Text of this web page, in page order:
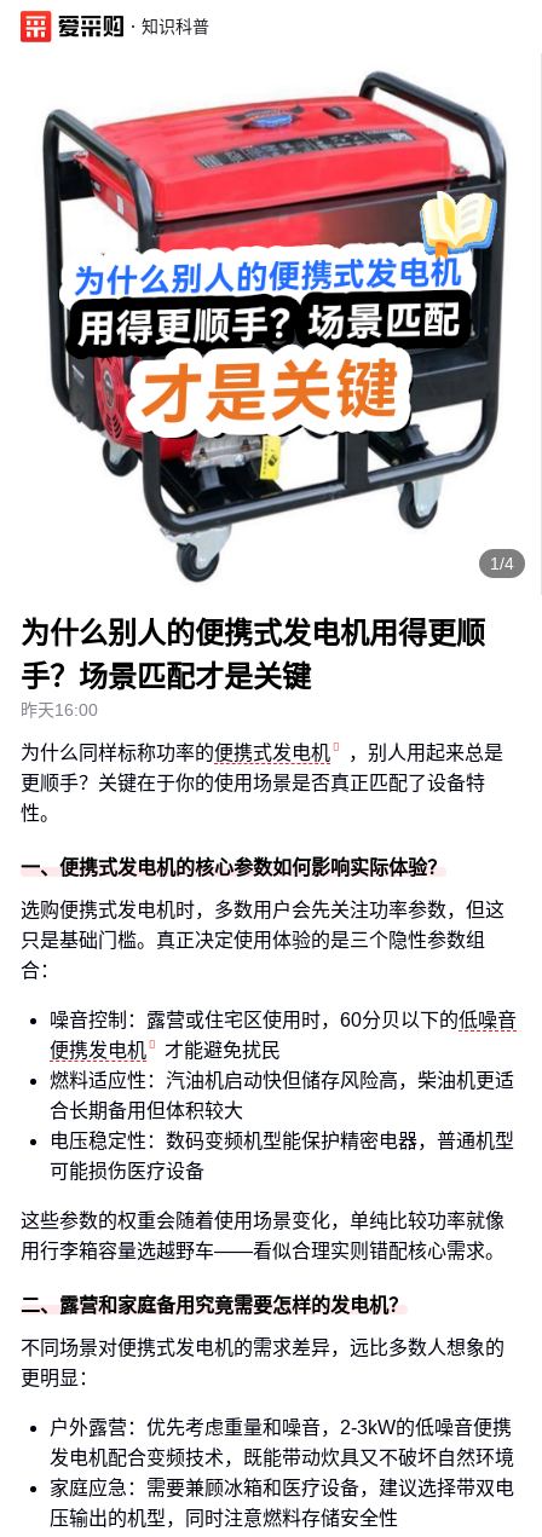
· 知识科普
1/4
为什么别人的便携式发电机用得更顺
手？场景匹配才是关键
昨天16:00
为什么同样标称功率的便携式发电机
，别人用起来总是
更顺手？关键在于你的使用场景是否真正匹配了设备特
性。
一、便携式发电机的核心参数如何影响实际体验？
选购便携式发电机时，多数用户会先关注功率参数，但这
只是基础门槛。真正决定使用体验的是三个隐性参数组
合：
噪音控制：露营或住宅区使用时，60分贝以下的低噪音
便携发电机
才能避免扰民
燃料适应性：汽油机启动快但储存风险高，柴油机更适
合长期备用但体积较大
电压稳定性：数码变频机型能保护精密电器，普通机型
可能损伤医疗设备
这些参数的权重会随着使用场景变化，单纯比较功率就像
用行李箱容量选越野车——看似合理实则错配核心需求。
二、露营和家庭备用究竟需要怎样的发电机？
不同场景对便携式发电机的需求差异，远比多数人想象的
更明显：
户外露营：优先考虑重量和噪音，2-3kW的低噪音便携
发电机配合变频技术，既能带动炊具又不破坏自然环境
家庭应急：需要兼顾冰箱和医疗设备，建议选择带双电
压输出的机型，同时注意燃料存储安全性